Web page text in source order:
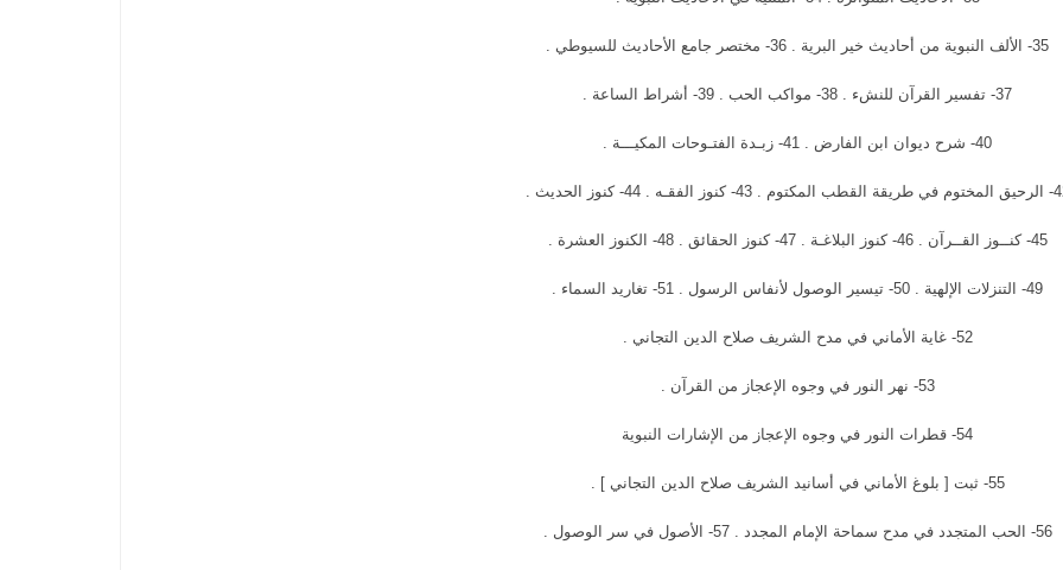
35- الألف النبوية من أحاديث خير البرية . 36- مختصر جامع الأحاديث للسيوطي .
37- تفسير القرآن للنشء . 38- مواكب الحب . 39- أشراط الساعة .
40- شرح ديوان ابن الفارض . 41- زبـدة الفتـوحات المكيـــة .
. 43- كنوز الفقـه . 44- كنوز الحديث .
45- كنــوز القــرآن . 46- كنوز البلاغـة . 47- كنوز الحقائق . 48- الكنوز العشرة .
49- التنزلات الإلهية . 50- تيسير الوصول لأنفاس الرسول . 51- تغاريد السماء .
52- غاية الأماني في مدح الشريف صلاح الدين التجاني .
53- نهر النور في وجوه الإعجاز من القرآن .
54- قطرات النور في وجوه الإعجاز من الإشارات النبوية
55- ثبت [ بلوغ الأماني في أسانيد الشريف صلاح الدين التجاني ] .
56- الحب المتجدد في مدح سماحة الإمام المجدد . 57- الأصول في سر الوصول .